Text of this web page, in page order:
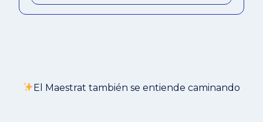
El Maestrat también se entiende caminando